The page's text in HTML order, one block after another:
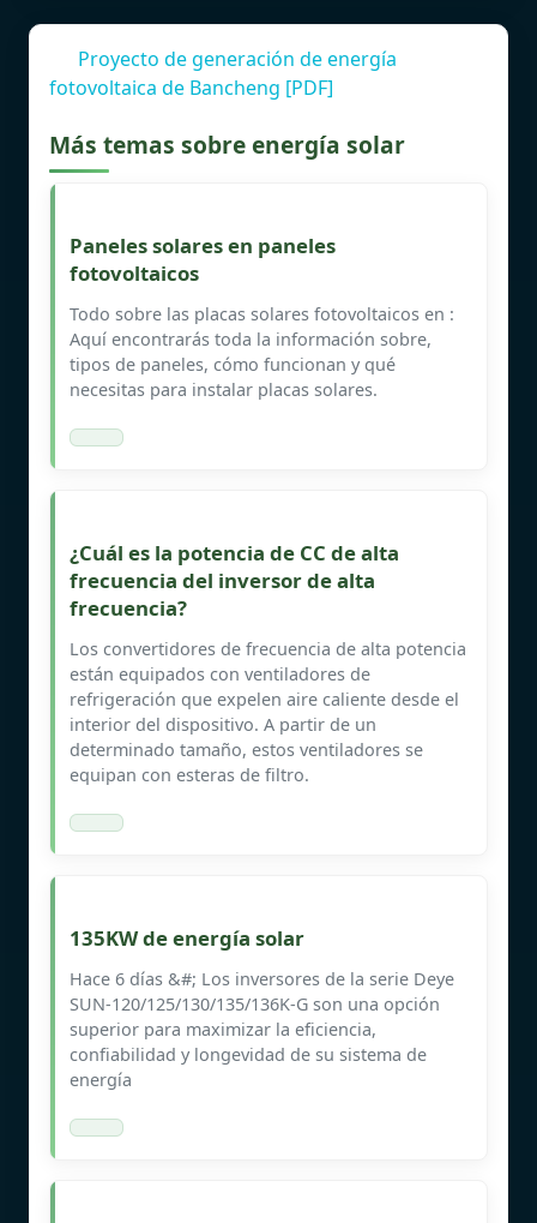
Proyecto de generación de energía
fotovoltaica de Bancheng [PDF]
Más temas sobre energía solar
Paneles solares en paneles
fotovoltaicos
Todo sobre las placas solares fotovoltaicos en :
Aquí encontrarás toda la información sobre,
tipos de paneles, cómo funcionan y qué
necesitas para instalar placas solares.
¿Cuál es la potencia de CC de alta
frecuencia del inversor de alta
frecuencia?
Los convertidores de frecuencia de alta potencia
están equipados con ventiladores de
refrigeración que expelen aire caliente desde el
interior del dispositivo. A partir de un
determinado tamaño, estos ventiladores se
equipan con esteras de filtro.
135KW de energía solar
Hace 6 días &#; Los inversores de la serie Deye
SUN-120/125/130/135/136K-G son una opción
superior para maximizar la eficiencia,
confiabilidad y longevidad de su sistema de
energía